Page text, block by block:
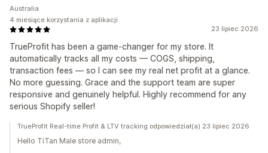
23 lipiec 2026
TrueProfit has been a game-changer for my store. It
automatically tracks all my costs — COGS, shipping,
transaction fees — so I can see my real net profit at a glance.
No more guessing. Grace and the support team are super
responsive and genuinely helpful. Highly recommend for any
serious Shopify seller!
Australia
4 miesiące korzystania z aplikacji
TrueProfit Real-time Profit & LTV tracking odpowiedział(a) 23 lipiec 2026
Hello TiTan Male store admin,